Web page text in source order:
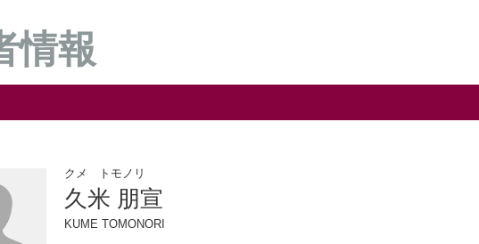
情報
クメ トモノリ
久米 朋宣
KUME TOMONORI